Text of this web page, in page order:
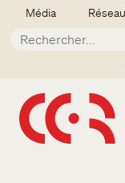
Aller au contenu
Secondary
Média